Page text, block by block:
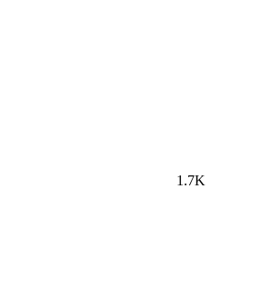
1.7K